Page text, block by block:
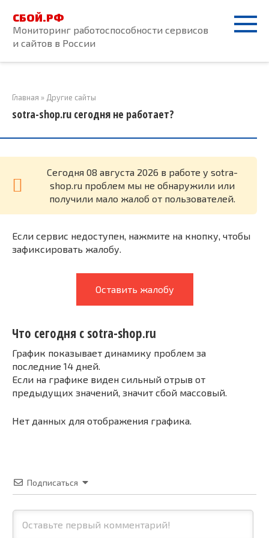
контенту
СБОЙ.РФ
Мониторинг работоспособности сервисов
и сайтов в России
Главная » Другие сайты
sotra-shop.ru сегодня не работает?
Cегодня 08 августа 2026 в работе у sotra-
shop.ru проблем мы не обнаружили или
получили мало жалоб от пользователей.
Если сервис недоступен, нажмите на кнопку, чтобы
зафиксировать жалобу.
Оставить жалобу
Что сегодня с sotra-shop.ru
График показывает динамику проблем за
последние 14 дней.
Если на графике виден сильный отрыв от
предыдущих значений, значит сбой массовый.
Нет данных для отображения графика.
Подписаться